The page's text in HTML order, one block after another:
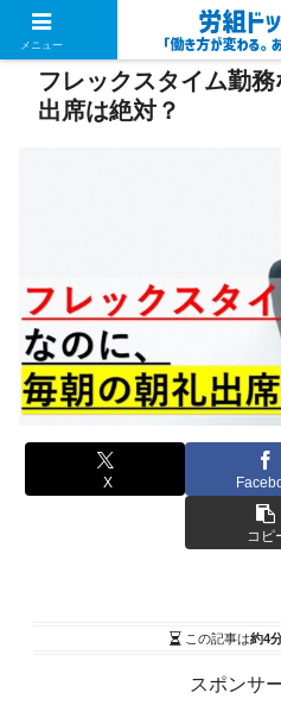
PR
フレックスタイム勤
出席は絶対？
X
コピ
この記事は約4
スポンサ
メニュー